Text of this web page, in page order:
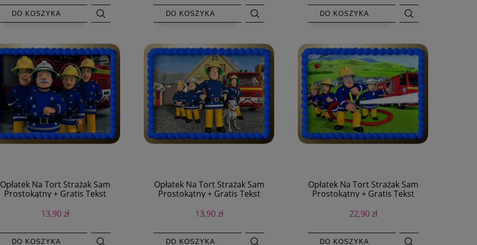
DO KOSZYKA DO KOSZYKA DO KOSZYKA
Opłatek Na Tort Strażak Sam
Prostokątny + Gratis Tekst
13,90 zł
DO KOSZYKA
Opłatek Na Tort Strażak Sam
Prostokątny + Gratis Tekst
13,90 zł
DO KOSZYKA
Opłatek Na Tort Strażak Sam
Prostokątny + Gratis Tekst
22,90 zł
DO KOSZYKA